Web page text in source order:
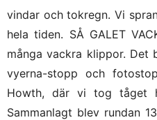
vindar och tokregn. Vi
hela tiden. SÅ GALET
många vackra klippor.
vyerna-stopp och
Howth, där vi tog tåget
Sammanlagt blev rundan